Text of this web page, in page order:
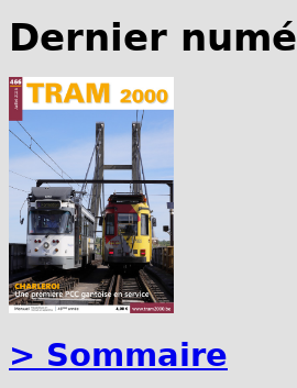
Dernier
> Sommaire